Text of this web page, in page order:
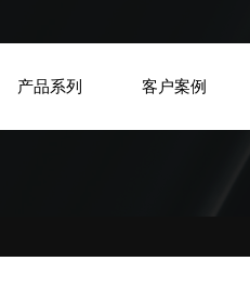
产品系列 客户案例